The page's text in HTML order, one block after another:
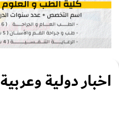
اخبار دولية وعربية